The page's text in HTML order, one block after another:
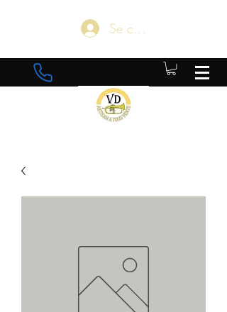
Se connecter